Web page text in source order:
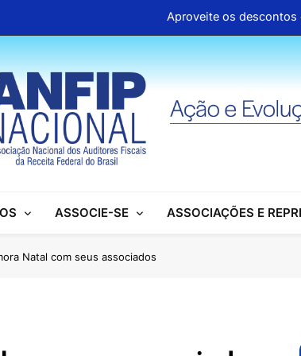
Aproveite os descontos
Associações se mobilizam para
ANFIP Nacional participa de
Associações se mobilizam para garantir
ANFIP Nacional participa de
ASSOCIE-SE ASSOCIAÇÕES E
Natal com seus associados